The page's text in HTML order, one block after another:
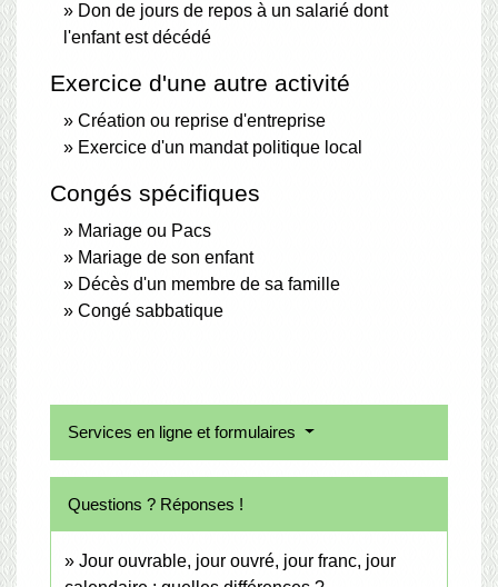
Don de jours de repos à un salarié dont
l'enfant est décédé
Exercice d'une autre activité
Création ou reprise d'entreprise
Exercice d'un mandat politique local
Congés spécifiques
Mariage ou Pacs
Mariage de son enfant
Décès d'un membre de sa famille
Congé sabbatique
Services en ligne et formulaires
Questions ? Réponses !
Jour ouvrable, jour ouvré, jour franc, jour